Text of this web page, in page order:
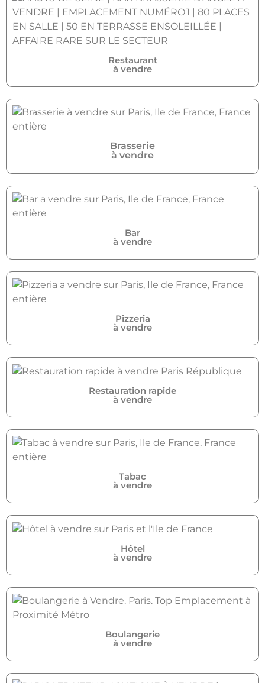
Restaurant
à vendre
Brasserie
à vendre
Bar
à vendre
Pizzeria
à vendre
Restauration rapide
à vendre
Tabac
à vendre
Hôtel
à vendre
Boulangerie
à vendre